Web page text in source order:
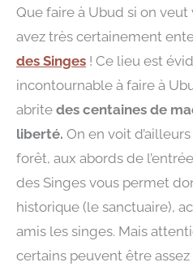
Que faire à Ubud si on veut
avez très certainement
des Singes ! Ce lieu est
incontournable à faire à
abrite des centaines de
liberté. On en voit
forêt, aux abords de
des Singes vous permet
historique (le sanctuaire),
amis les singes. Mais
certains peuvent être